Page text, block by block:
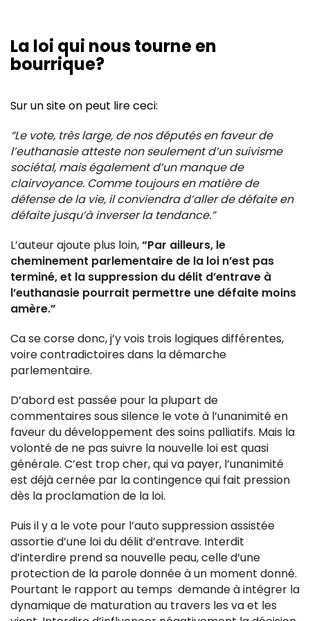
La loi qui nous tourne en
bourrique?
Sur un site on peut lire ceci:
“Le vote, très large, de nos députés en faveur de
l’euthanasie atteste non seulement d’un suivisme
sociétal, mais également d’un manque de
clairvoyance. Comme toujours en matière de
défense de la vie, il conviendra d’aller de défaite en
défaite jusqu’à inverser la tendance.”
L’auteur ajoute plus loin,“Par ailleurs, le
cheminement parlementaire de la loi n’est pas
terminé, et la suppression du délit d’entrave à
l’euthanasie pourrait permettre une défaite moins
amère.”
Ca se corse donc, j’y vois trois logiques différentes,
voire contradictoires dans la démarche
parlementaire.
D’abord est passée pour la plupart de
commentaires sous silence le vote à l’unanimité en
faveur du développement des soins palliatifs. Mais la
volonté de ne pas suivre la nouvelle loi est quasi
générale. C’est trop cher, qui va payer, l’unanimité
est déjà cernée par la contingence qui fait pression
dès la proclamation de la loi.
Puis il y a le vote pour l’auto suppression assistée
assortie d’une loi du délit d’entrave. Interdit
d’interdire prend sa nouvelle peau, celle d’une
protection de la parole donnée à un moment donné.
Pourtant le rapport au temps demande à intégrer la
dynamique de maturation au travers les va et les